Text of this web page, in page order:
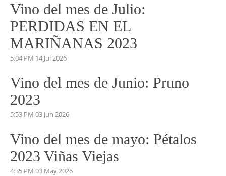
Vino del mes de Julio:
PERDIDAS EN EL
MARIÑANAS 2023
5:04 PM 14 Jul 2026
Vino del mes de Junio: Pruno
2023
5:53 PM 03 Jun 2026
Vino del mes de mayo: Pétalos
2023 Viñas Viejas
4:35 PM 03 May 2026